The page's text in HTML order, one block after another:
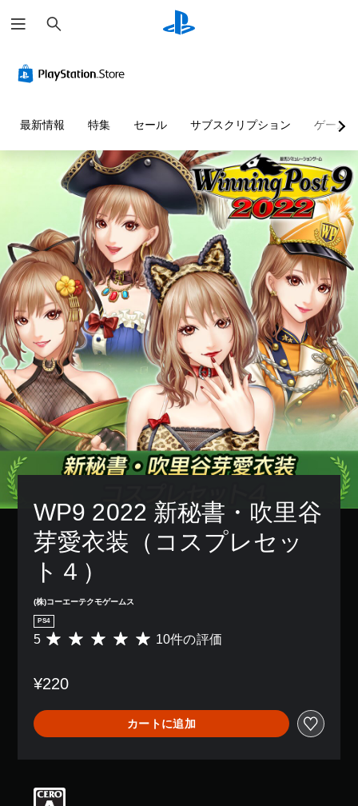
索
最新情報 特集 セール サブスクリプション ゲーム
WP9 2022 新秘書・吹里谷
芽愛衣装（コスプレセッ
ト４）
(株)コーエーテクモゲームス
PS4
評
は
0
、
平
は
5 10件の評価
¥220
カートに追加